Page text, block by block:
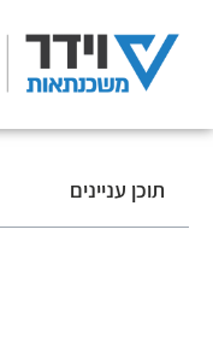
תוכן עניינים